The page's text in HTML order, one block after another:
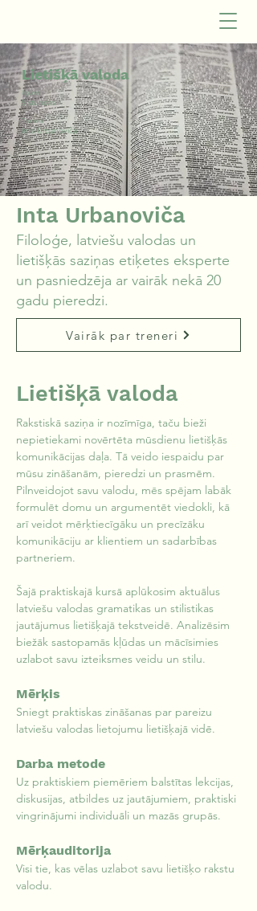
Inta Urbanoviča
Filoloģe, latviešu valodas un
lietišķās saziņas etiķetes eksperte
un pasniedzēja ar vairāk nekā 20
gadu pieredzi.
Vairāk par treneri
Lietišķā valoda
Rakstiskā saziņa ir nozīmīga, taču bieži
nepietiekami novērtēta mūsdienu lietišķās
komunikācijas daļa. Tā veido iespaidu par
mūsu zināšanām, pieredzi un prasmēm.
Pilnveidojot savu valodu, mēs spējam labāk
formulēt domu un argumentēt viedokli, kā
arī veidot mērķtiecīgāku un precīzāku
komunikāciju ar klientiem un sadarbības
partneriem.
Šajā praktiskajā kursā aplūkosim aktuālus
latviešu valodas gramatikas un stilistikas
jautājumus lietišķajā tekstveidē. Analizēsim
biežāk sastopamās kļūdas un mācīsimies
uzlabot savu izteiksmes veidu un stilu.
Mērķis
Sniegt praktiskas zināšanas par pareizu
latviešu valodas lietojumu lietišķajā vidē.
Darba metode
Uz praktiskiem piemēriem balstītas lekcijas,
diskusijas, atbildes uz jautājumiem, praktiski
vingrinājumi individuāli un mazās grupās.
Mērķauditorija
Visi tie, kas vēlas uzlabot savu lietišķo rakstu
valodu.
Lietišķā valoda
Ilgums
5 stundas
Treneris
Inta Urbanoviča